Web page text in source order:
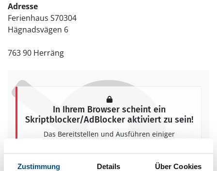
Zustimmung Details Über Cookies
Adresse
Ferienhaus S70304
Hägnadsvägen 6
763 90 Herräng
In Ihrem Browser scheint ein
Skriptblocker/AdBlocker aktiviert zu sein!
Das Bereitstellen und Ausführen einiger
verhindert. Um die Funktionen nutzen zu können,
deaktivieren Sie bitte den Blocker für diese Seite